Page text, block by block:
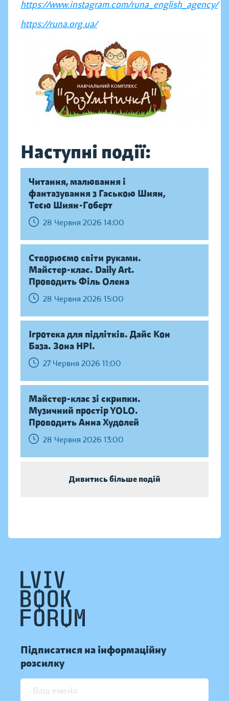
https://www.instagram.com/runa_english_agency/
https://runa.org.ua/
Наступні події:
Читання, малювання і
фантазування з Гаською Шиян,
Теєю Шиян-Гоберт
28 Червня 2026 14:00
Створюємо світи руками.
Майстер-клас. Daily Аrt.
Проводить Філь Олена
28 Червня 2026 15:00
Ігротека для підлітків. Дайс Кон
База. Зона НРІ.
27 Червня 2026 11:00
Майстер-клас зі скрипки.
Музичний простір YOLO.
Проводить Анна Худолей
28 Червня 2026 13:00
Дивитись більше подій
Підписатися на інформаційну
розсилку